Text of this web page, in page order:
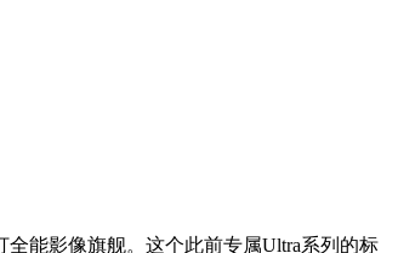
能影像旗舰。这个此前专属Ultra系列的标